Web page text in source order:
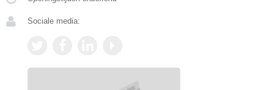
Sociale media: